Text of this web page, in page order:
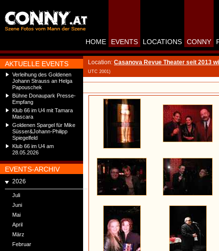
AKTUELLE EVENTS
Verleihung des Goldenen
Johann Strauss an Helga
Papouschek
Bühne Donaupark Presse-
Empfang
Klub 66 im U4 mit Tamara
Mascara
Goldenen Spargel für Mike
Süsser&Johann-Philipp
Spiegelfeld
Klub 66 im U4 am
28.05.2026
EVENTS-ARCHIV
2026
Juli
Juni
Mai
April
März
Februar
HOME EVENTS LOCATIONS CONNY
Location: Casanova Revue Theater seit 2013
UTC 2001)